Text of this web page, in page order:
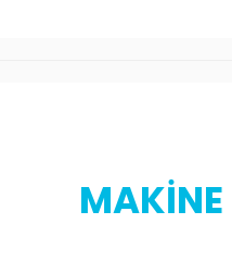
MAKİNE